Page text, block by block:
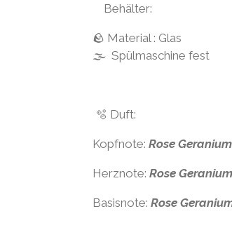
Behälter:
🪨 Material : Glas
🌫 Spülmaschine fest
🫧 Duft:
Kopfnote: Rose Geranium
Herznote: Rose Geranium
Basisnote: Rose